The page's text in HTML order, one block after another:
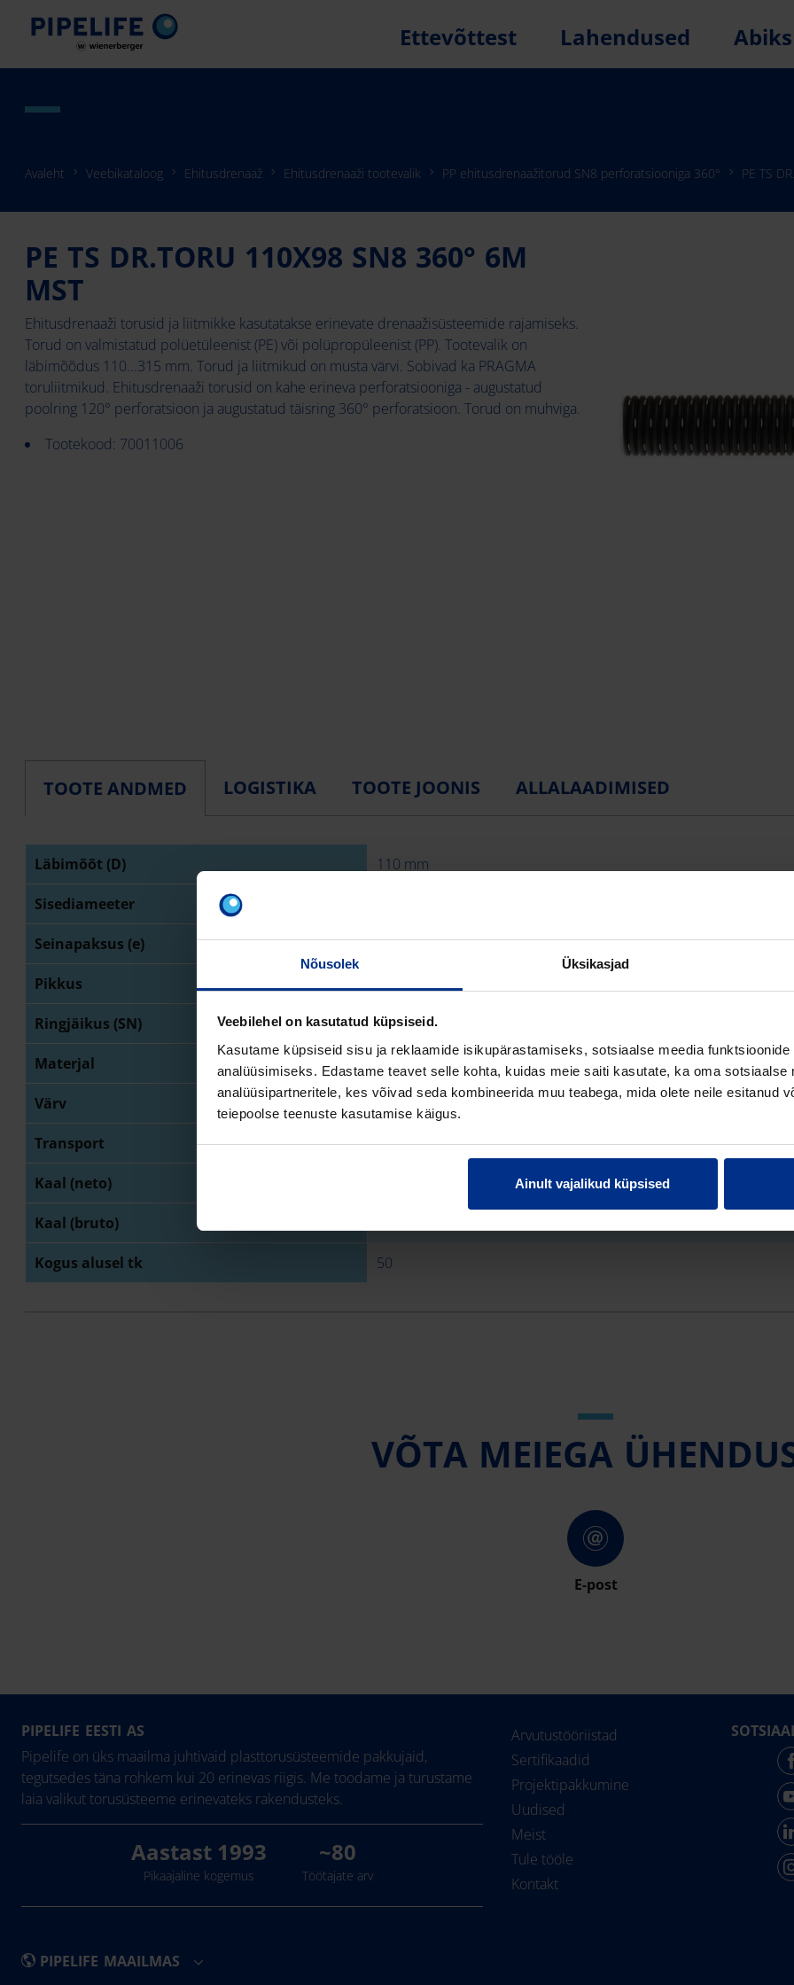
Nõusolek Üksikasjad
Veebilehel on kasutatud küpsiseid.
Kasutame küpsiseid sisu ja reklaamide isikupärastamiseks, sotsiaalse meedia
analüüsimiseks. Edastame teavet selle kohta, kuidas meie saiti kasutate, ka oma sotsiaalse
analüüsipartneritele, kes võivad seda kombineerida muu teabega, mida olete neile esitanud
teiepoolse teenuste kasutamise käigus.
Ainult vajalikud küpsised
Ettevõttest Lahendused Abiks
Avaleht Veebikataloog Ehitusdrenaaž Ehitusdrenaaži tootevalik PP ehitusdrenaažitorud SN8 perforatsiooniga 360° PE TS
PE TS DR.TORU 110X98 SN8 360° 6M
MST
Ehitusdrenaaži torusid ja liitmikke kasutatakse erinevate drenaažisüsteemide rajamiseks.
Torud on valmistatud polüetüleenist (PE) või polüpropüleenist (PP). Tootevalik on
läbimõõdus 110...315 mm. Torud ja liitmikud on musta värvi. Sobivad ka PRAGMA
toruliitmikud. Ehitusdrenaaži torusid on kahe erineva perforatsiooniga - augustatud
poolring 120° perforatsioon ja augustatud täisring 360° perforatsioon. Torud on muhviga.
Tootekood: 70011006
TOOTE ANDMED LOGISTIKA TOOTE JOONIS ALLALAADIMISED
Läbimõõt (D) 110 mm
Sisediameeter
Seinapaksus (e) 6 mm
Pikkus 6 m
Ringjäikus (SN) SN 8
Materjal PE (Polüetüleen)
Värv must
Transport latt
Kaal (neto)
Kaal (bruto)
Kogus alusel tk 50
VÕTA MEIEGA
E-post
PIPELIFE EESTI AS
Pipelife on üks maailma juhtivaid plasttorusüsteemide pakkujaid,
tegutsedes täna rohkem kui 20 erinevas riigis. Me toodame ja turustame
laia valikut torusüsteeme erinevateks rakendusteks.
Aastast 1993
Pikaajaline kogemus
~80
Töötajate arv
Arvutustööriistad
Sertifikaadid
Projektipakkumine
Uudised
Meist
Tule tööle
Kontakt
PIPELIFE MAAILMAS